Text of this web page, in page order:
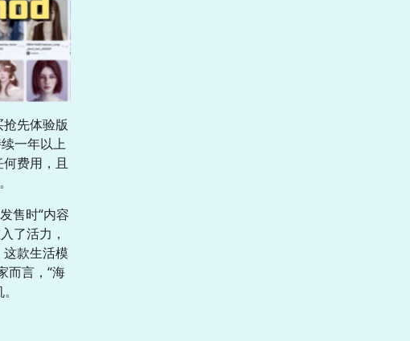
先体验版
一年以上
费用，且
售时“内容
了活力，
款生活模
而言，“海